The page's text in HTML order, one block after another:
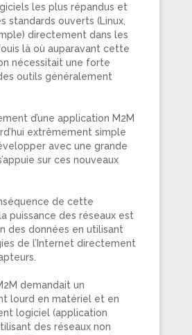
les plus répandus et
standards ouverts (Linux,
directement dans les
là où auparavant cette
nécessitait une forte
outils généralement
d’une application M2M
extrêmement simple
avec une grande
sur ces nouveaux
de cette
puissance des réseaux est
des données en utilisant
de l’Internet directement
demandait un
lourd en matériel et en
logiciel (application
des réseaux non